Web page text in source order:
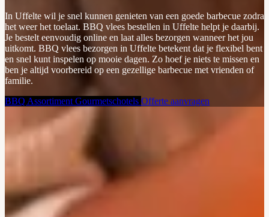
In Uffelte wil je snel kunnen genieten van een goede barbecue zodra
het weer het toelaat. BBQ vlees bestellen in Uffelte helpt je daarbij.
Je bestelt eenvoudig online en laat alles bezorgen wanneer het jou
uitkomt. BBQ vlees bezorgen in Uffelte betekent dat je flexibel bent
en snel kunt inspelen op mooie dagen. Zo hoef je niets te missen en
ben je altijd voorbereid op een gezellige barbecue met vrienden of
familie.
BBQ Assortiment Gourmetschotels Offerte aanvragen